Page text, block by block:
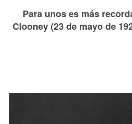
Para unos es más
Clooney (23 de mayo de